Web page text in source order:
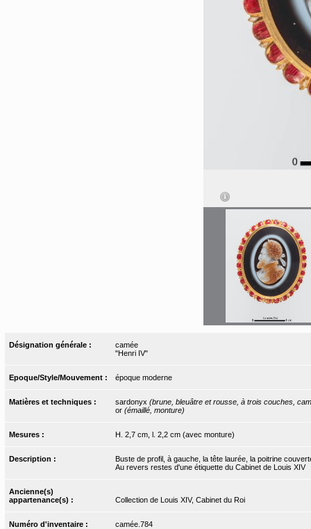
Désignation générale :
camée
"Henri IV"
Epoque/Style/Mouvement : époque moderne
Matières et techniques : sardonyx (brune, bleuâtre et rousse, à trois couches,
or (émaillé, monture)
Mesures : H. 2,7 cm, l. 2,2 cm (avec monture)
Description :
Buste de profil, à gauche, la tête laurée, la poitrine
Au revers restes d'une étiquette du Cabinet de Louis XIV
Ancienne(s)
appartenance(s) :
Collection de Louis XIV, Cabinet du Roi
Numéro d'inventaire : camée.784